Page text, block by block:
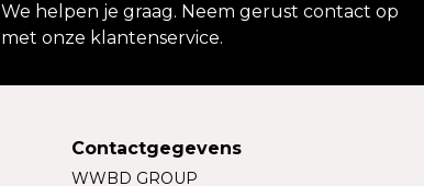
We helpen je graag. Neem gerust contact op
met onze klantenservice.
Contactgegevens
WWBD GROUP